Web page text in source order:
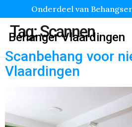
Onderdeel van
Behanger Vlaardingen
Tag:Scannen
Scanbehang voor
Vlaardingen